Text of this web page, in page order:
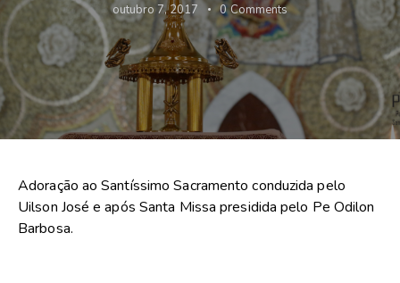
outubro 7, 2017 0 Comments
Adoração ao Santíssimo Sacramento conduzida pelo
Uilson José e após Santa Missa presidida pelo Pe Odilon
Barbosa.